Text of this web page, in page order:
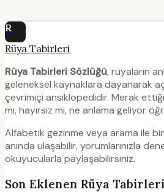
R
Rüya Tabirleri
Rüya Tabirleri Sözlüğü, rüyaların
geleneksel kaynaklara dayanarak
çevrimiçi ansiklopedidir. Merak
mı, hayırsız mı, ne anlama geliyor
Alfabetik gezinme veya arama ile
anında ulaşabilir, yorumlarınızla
okuyucularla paylaşabilirsiniz.
Son Eklenen Rüya Tabirleri